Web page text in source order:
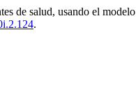
de salud, usando el
.